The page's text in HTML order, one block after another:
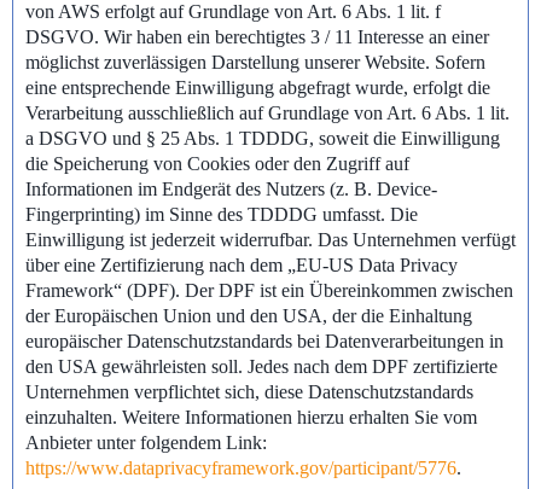
von AWS erfolgt auf Grundlage von Art. 6 Abs. 1 lit. f
DSGVO. Wir haben ein berechtigtes 3 / 11 Interesse an einer
möglichst zuverlässigen Darstellung unserer Website. Sofern
eine entsprechende Einwilligung abgefragt wurde, erfolgt die
Verarbeitung ausschließlich auf Grundlage von Art. 6 Abs. 1 lit.
a DSGVO und § 25 Abs. 1 TDDDG, soweit die Einwilligung
die Speicherung von Cookies oder den Zugriff auf
Informationen im Endgerät des Nutzers (z. B. Device-
Fingerprinting) im Sinne des TDDDG umfasst. Die
Einwilligung ist jederzeit widerrufbar. Das Unternehmen verfügt
über eine Zertifizierung nach dem „EU-US Data Privacy
Framework“ (DPF). Der DPF ist ein Übereinkommen zwischen
der Europäischen Union und den USA, der die Einhaltung
europäischer Datenschutzstandards bei Datenverarbeitungen in
den USA gewährleisten soll. Jedes nach dem DPF zertifizierte
Unternehmen verpflichtet sich, diese Datenschutzstandards
einzuhalten. Weitere Informationen hierzu erhalten Sie vom
Anbieter unter folgendem Link:
https://www.dataprivacyframework.gov/participant/5776.